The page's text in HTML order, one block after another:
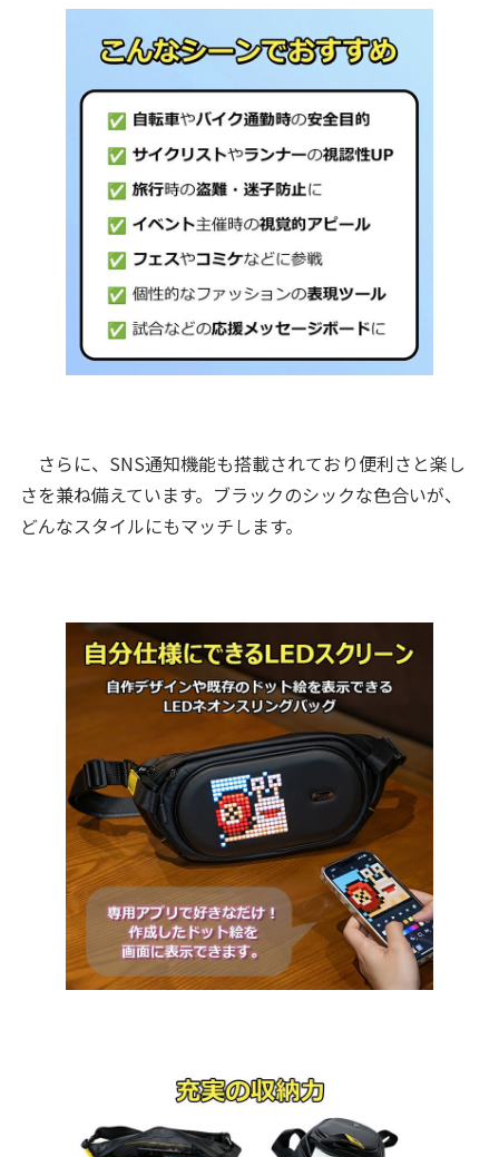
さらに、SNS通知機能も搭載されており便利さと楽し
さを兼ね備えています。ブラックのシックな色合いが、
どんなスタイルにもマッチします。